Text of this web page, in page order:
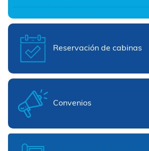
Reservación de cabinas
Convenios